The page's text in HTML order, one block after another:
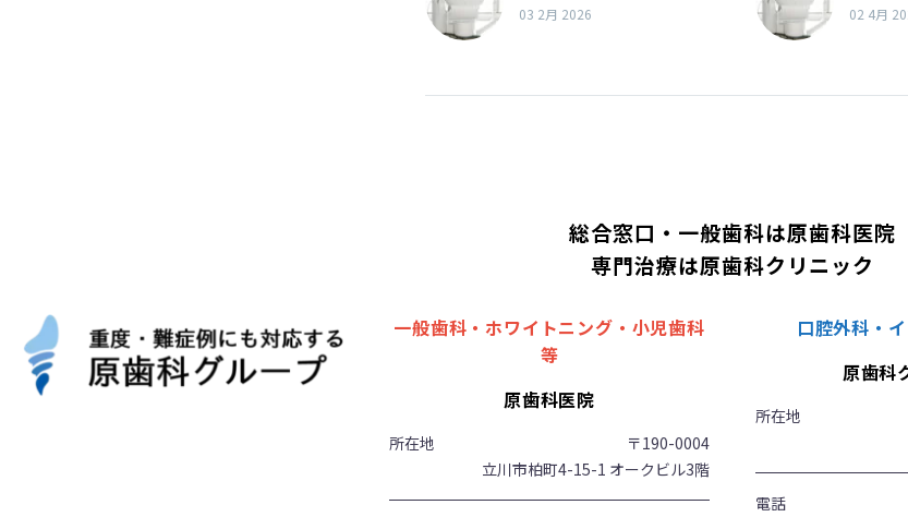
03 2月 2026 02 4月
総合窓口・一般歯科は原歯科医院
専門治療は原歯科クリニック
一般歯科・ホワイトニング・小児歯科
等
原歯科医院
所在地
〒190-0004
立川市柏町4-15-1 オークビル3階
口腔外科・
原歯科
所在地
電話